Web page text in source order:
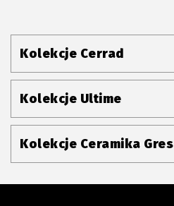
Kolekcje Cerrad
Kolekcje Ultime
Kolekcje Ceramika Gres